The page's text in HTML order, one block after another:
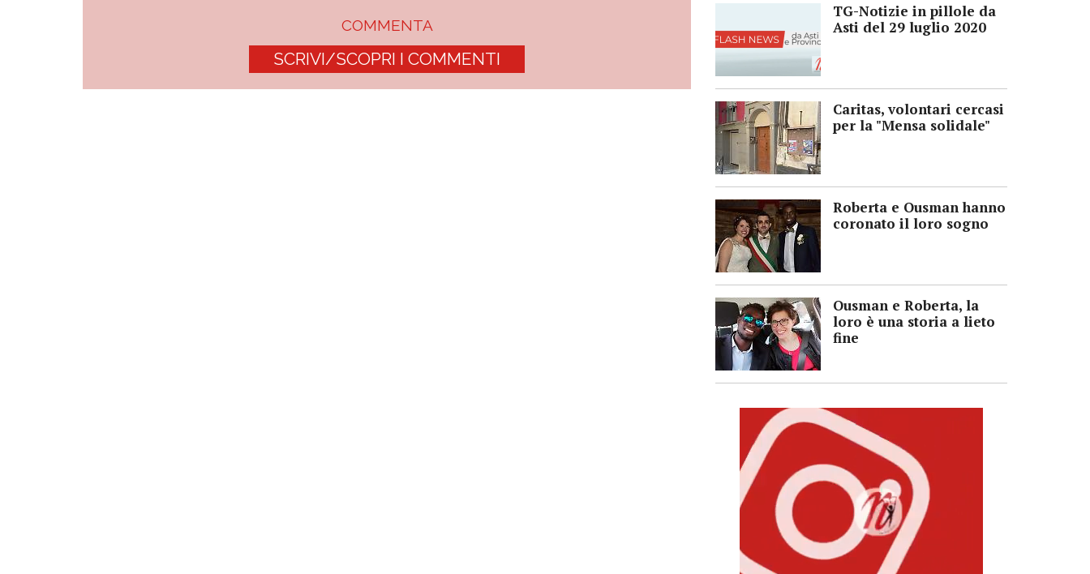
COMMENTA
SCRIVI/SCOPRI I COMMENTI
TG-Notizie in pillole da
Asti del 29 luglio 2020
Caritas, volontari cercasi
per la "Mensa solidale"
Roberta e Ousman hanno
coronato il loro sogno
Ousman e Roberta, la
loro è una storia a lieto
fine